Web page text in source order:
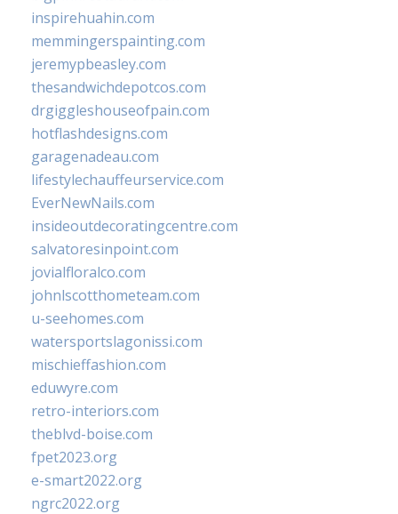
inspirehuahin.com
memmingerspainting.com
jeremypbeasley.com
thesandwichdepotcos.com
drgiggleshouseofpain.com
hotflashdesigns.com
garagenadeau.com
lifestylechauffeurservice.com
EverNewNails.com
insideoutdecoratingcentre.com
salvatoresinpoint.com
jovialfloralco.com
johnlscotthometeam.com
u-seehomes.com
watersportslagonissi.com
mischieffashion.com
eduwyre.com
retro-interiors.com
theblvd-boise.com
fpet2023.org
e-smart2022.org
ngrc2022.org